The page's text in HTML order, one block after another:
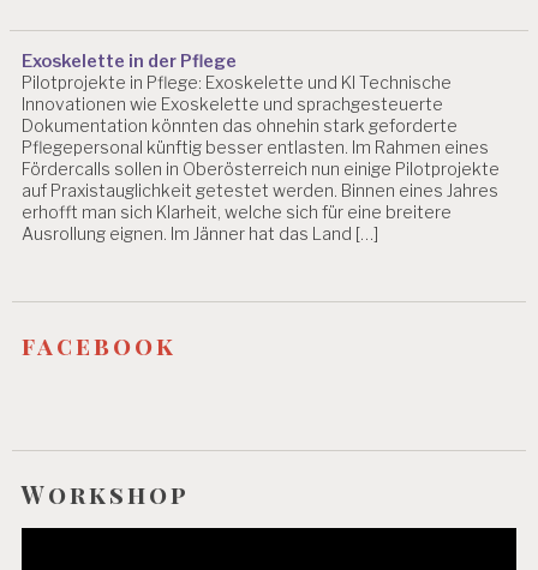
Exoskelette in der Pflege
Pilotprojekte in Pflege: Exoskelette und KI Technische
Innovationen wie Exoskelette und sprachgesteuerte
Dokumentation könnten das ohnehin stark geforderte
Pflegepersonal künftig besser entlasten. Im Rahmen eines
Fördercalls sollen in Oberösterreich nun einige Pilotprojekte
auf Praxistauglichkeit getestet werden. Binnen eines Jahres
erhofft man sich Klarheit, welche sich für eine breitere
Ausrollung eignen. Im Jänner hat das Land […]
facebook
Workshop